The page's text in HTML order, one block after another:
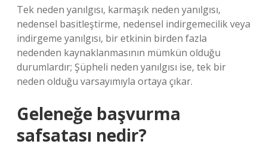
Tek neden yanılgısı, karmaşık neden yanılgısı,
nedensel basitleştirme, nedensel indirgemecilik veya
indirgeme yanılgısı, bir etkinin birden fazla
nedenden kaynaklanmasının mümkün olduğu
durumlardır; Şüpheli neden yanılgısı ise, tek bir
neden olduğu varsayımıyla ortaya çıkar.
Geleneğe başvurma
safsatası nedir?